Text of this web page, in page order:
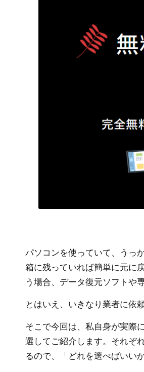
パソコンを使っていて、うっ
箱に残っていれば簡単に元に
う場合、データ復元ソフトや
とはいえ、いきなり業者に依
そこで今回は、私自身が実際
選してご紹介します。それぞ
るので、「どれを選べばいい